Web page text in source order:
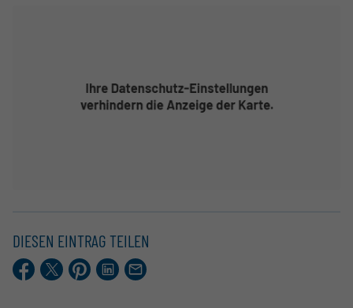
DIESEN EINTRAG TEILEN
Facebook
X.comPinterestLinkedIn
E-
Mail